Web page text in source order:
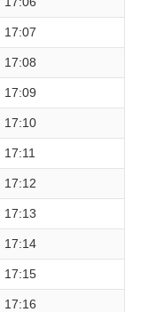
17:07
17:08
17:09
17:10
17:11
17:12
17:13
17:14
17:15
17:16